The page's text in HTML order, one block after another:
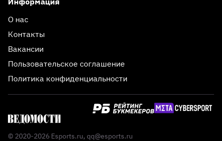
О нас
Контакты
Вакансии
Пользовательское соглашение
Политика конфиденциальности
© 2020-2026 Esports.ru, qq@esports.ru